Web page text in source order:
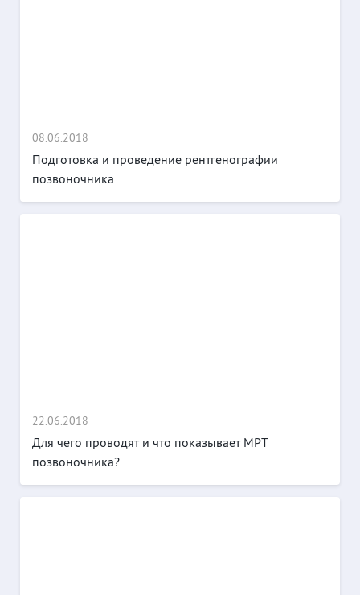
08.06.2018
Подготовка и проведение рентгенографии
позвоночника
22.06.2018
Для чего проводят и что показывает МРТ
позвоночника?